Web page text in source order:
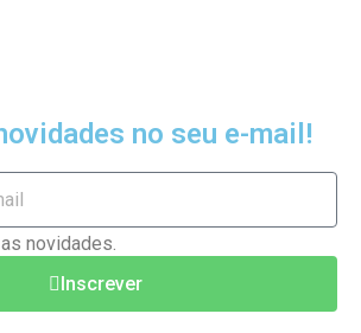
no seu e-mail!
novidades.
Inscrever